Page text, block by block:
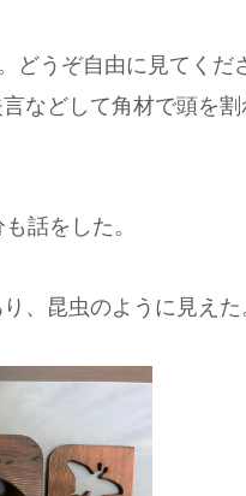
どうぞ自由に見てく
などして角材で頭を
話をした。
、昆虫のように見えた